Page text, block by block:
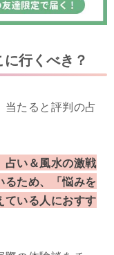
行くべき？
たると評判の占
占い＆風水の激戦
ため、「悩みを
ている人におすす